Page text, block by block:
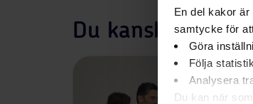
En del kakor
samtycke för
Göra
Följa
Analysera
Du kan när
Du kanske också